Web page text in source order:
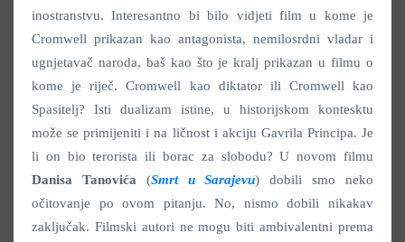
inostranstvu. Interesantno bi bilo vidjeti film u kome je
Cromwell prikazan kao antagonista, nemilosrdni vladar i
ugnjetavač naroda, baš kao što je kralj prikazan u filmu o
kome je riječ. Cromwell kao diktator ili Cromwell kao
Spasitelj? Isti dualizam istine, u historijskom kontesktu
može se primijeniti i na ličnost i akciju Gavrila Principa. Je
li on bio terorista ili borac za slobodu? U novom filmu
Danisa Tanovića (Smrt u Sarajevu) dobili smo neko
očitovanje po ovom pitanju. No, nismo dobili nikakav
zaključak. Filmski autori ne mogu biti ambivalentni prema